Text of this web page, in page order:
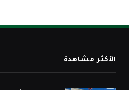
الأكثر مشاهدة